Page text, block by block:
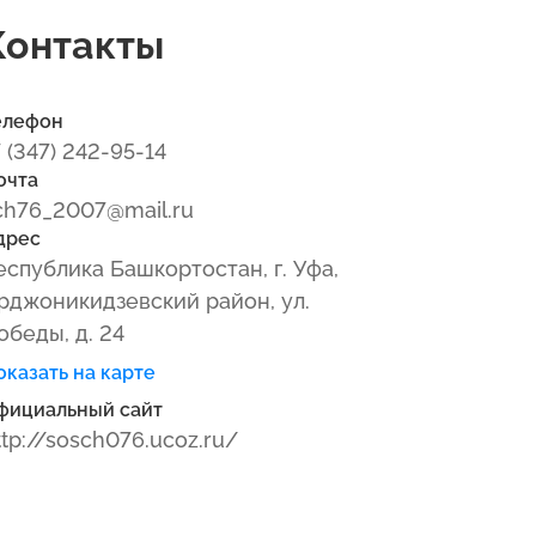
(347) 242-95-14
Башкортостан, г. Уфа,
район, ул.
д. 24
на карте
сайт
sosch076.ucoz.ru/